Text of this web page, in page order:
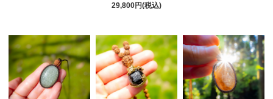
29,800円(税込)